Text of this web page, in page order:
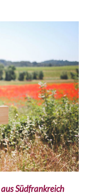
Südfrankreich